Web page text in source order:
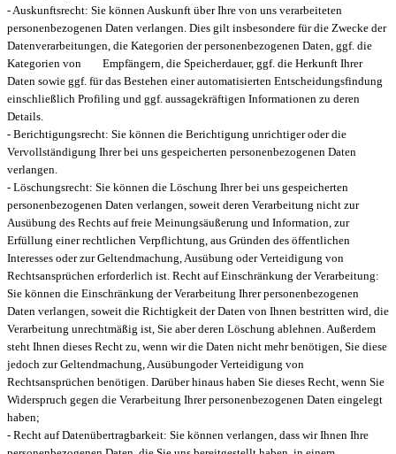
- Auskunftsrecht: Sie können Auskunft über Ihre von uns verarbeiteten
personenbezogenen Daten verlangen. Dies gilt insbesondere für die Zwecke der
Datenverarbeitungen, die Kategorien der personenbezogenen Daten, ggf. die
Kategorien von Empfängern, die Speicherdauer, ggf. die Herkunft Ihrer
Daten sowie ggf. für das Bestehen einer automatisierten Entscheidungsfindung
einschließlich Profiling und ggf. aussagekräftigen Informationen zu deren
Details.
- Berichtigungsrecht: Sie können die Berichtigung unrichtiger oder die
Vervollständigung Ihrer bei uns gespeicherten personenbezogenen Daten
verlangen.
- Löschungsrecht: Sie können die Löschung Ihrer bei uns gespeicherten
personenbezogenen Daten verlangen, soweit deren Verarbeitung nicht zur
Ausübung des Rechts auf freie Meinungsäußerung und Information, zur
Erfüllung einer rechtlichen Verpflichtung, aus Gründen des öffentlichen
Interesses oder zur Geltendmachung, Ausübung oder Verteidigung von
Rechtsansprüchen erforderlich ist. Recht auf Einschränkung der Verarbeitung:
Sie können die Einschränkung der Verarbeitung Ihrer personenbezogenen
Daten verlangen, soweit die Richtigkeit der Daten von Ihnen bestritten wird, die
Verarbeitung unrechtmäßig ist, Sie aber deren Löschung ablehnen. Außerdem
steht Ihnen dieses Recht zu, wenn wir die Daten nicht mehr benötigen, Sie diese
jedoch zur Geltendmachung, Ausübungoder Verteidigung von
Rechtsansprüchen benötigen. Darüber hinaus haben Sie dieses Recht, wenn Sie
Widerspruch gegen die Verarbeitung Ihrer personenbezogenen Daten eingelegt
haben;
- Recht auf Datenübertragbarkeit: Sie können verlangen, dass wir Ihnen Ihre